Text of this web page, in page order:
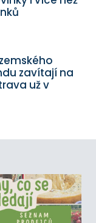
zavítají na
už v